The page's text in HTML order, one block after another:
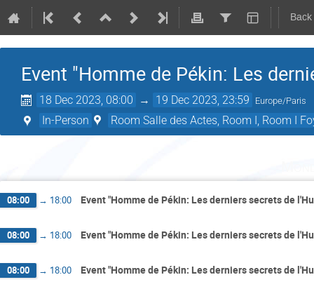
Event "Homme de Pékin: Les
18 Dec 2023, 08:00 → 19 Dec 2023, 23:59 Europe/Paris
In-Person Room Salle des Actes, Room I, Room I
08:00 → 18:00 Event "Homme de Pékin: Les derniers secrets de
08:00 → 18:00 Event "Homme de Pékin: Les derniers secrets de
08:00 → 18:00 Event "Homme de Pékin: Les derniers secrets de